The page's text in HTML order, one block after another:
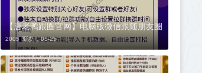
【唐老鸭跟圈官网】电脑版微信跟随朋友圈
2005 阅读 ，05-25